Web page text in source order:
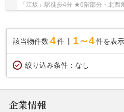
「江坂」駅徒歩4分 ★6階部分・北西
★専有面積66.27㎡の3LDK ★学校区
該当物件数 4件 1～4 件を表示
絞り込み条件： なし
企業情報